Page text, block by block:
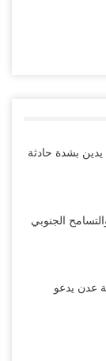
يدين بشدة حادثة
الجنوبي
عدن يدعو